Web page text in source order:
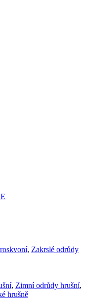
, Zakrslé odrůdy
, Zimní odrůdy hrušní,
hrušně